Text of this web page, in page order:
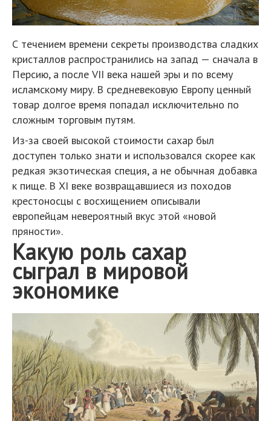
С течением времени секреты производства сладких
кристаллов распространились на запад — сначала в
Персию, а после VII века нашей эры и по всему
исламскому миру. В средневековую Европу ценный
товар долгое время попадал исключительно по
сложным торговым путям.
Из-за своей высокой стоимости сахар был
доступен только знати и использовался скорее как
редкая экзотическая специя, а не обычная добавка
к пище. В XI веке возвращавшиеся из походов
крестоносцы с восхищением описывали
европейцам невероятный вкус этой «новой
пряности».
Какую роль сахар
сыграл в мировой
экономике